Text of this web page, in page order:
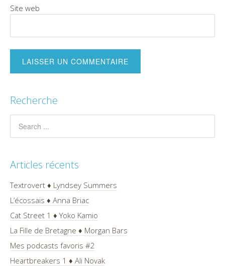
Site web
Recherche
Articles récents
Textrovert ♦ Lyndsey Summers
L’écossais ♦ Anna Briac
Cat Street 1 ♦ Yoko Kamio
La Fille de Bretagne ♦ Morgan Bars
Mes podcasts favoris #2
Heartbreakers 1 ♦ Ali Novak